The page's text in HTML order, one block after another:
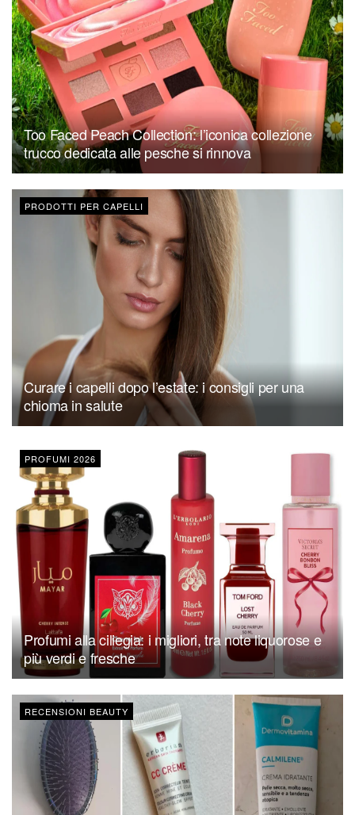
Too Faced Peach Collection: l’iconica collezione
trucco dedicata alle pesche si rinnova
PRODOTTI PER CAPELLI
Curare i capelli dopo l’estate: i consigli per una
chioma in salute
PROFUMI 2026
Profumi alla ciliegia: i migliori, tra note liquorose e
più verdi e fresche
RECENSIONI BEAUTY